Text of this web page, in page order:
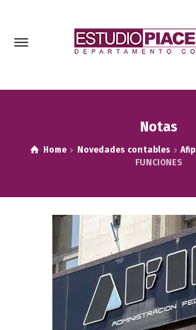
Notas
Home Novedades contables Afip
FUNCIONES